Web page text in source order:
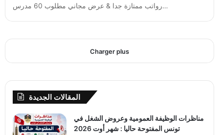
رواتب ممتازة جدا & عرض مجاني مطلوب 60 مدرس…
Charger plus
المقالات الجديدة
مناظرات الوظيفة العمومية وعروض الشغل في
تونس المفتوحة حاليا : شهر أوت 2026